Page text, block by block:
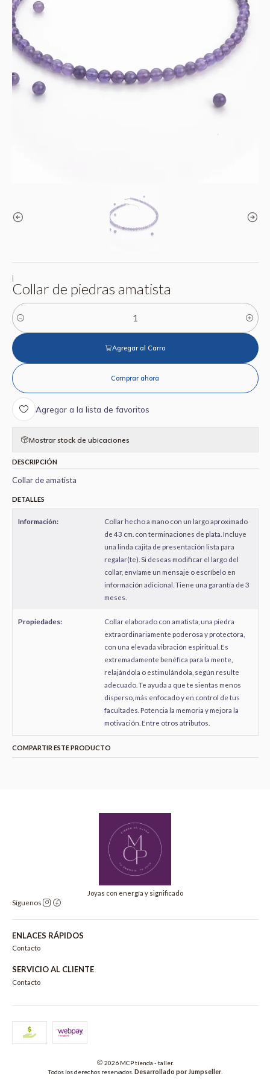
Collar de piedras amatista
Cantidad
Agregar al Carro
Comprar ahora
Agregar a la lista de favoritos
Mostrar stock de ubicaciones
DESCRIPCIÓN
Collar de amatista
DETALLES
Información:
Collar hecho a mano con un largo aproximado
de 43 cm. con terminaciones de plata. Incluye
una linda cajita de presentación lista para
regalar(te). Si deseas modificar el largo del
collar, envíame un mensaje o escríbelo en
información adicional. Tiene una garantía de 3
meses.
Propiedades:
Collar elaborado con amatista, una piedra
extraordinariamente poderosa y protectora,
con una elevada vibración espiritual. Es
extremadamente benéfica para la mente,
relajándola o estimulándola, según resulte
adecuado. Te ayuda a que te sientas menos
disperso, más enfocado y en control de tus
facultades. Potencia la memoria y mejora la
motivación. Entre otros atributos.
COMPARTIR ESTE PRODUCTO
Joyas con energía y significado
Síguenos
ENLACES RÁPIDOS
Contacto
SERVICIO AL CLIENTE
Contacto
2026 MCP tienda - taller.
Todos los derechos reservados. Desarrollado por Jumpseller